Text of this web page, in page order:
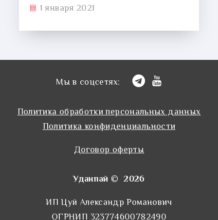
1 января 2021
Мы в соцсетях:
Политика обработки персональных данных
Политика конфиденциальности
Договор оферты
Уданпай © 2026
ИП Цуй Александр Романович